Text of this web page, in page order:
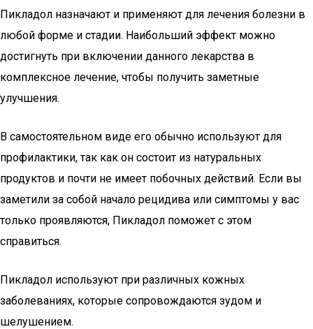
Пикладол назначают и применяют для лечения болезни в
любой форме и стадии. Наибольший эффект можно
достигнуть при включении данного лекарства в
комплексное лечение, чтобы получить заметные
улучшения.
В самостоятельном виде его обычно используют для
профилактики, так как он состоит из натуральных
продуктов и почти не имеет побочных действий. Если вы
заметили за собой начало рецидива или симптомы у вас
только проявляются, Пикладол поможет с этом
справиться.
Пикладол используют при различных кожных
заболеваниях, которые сопровождаются зудом и
шелушением.